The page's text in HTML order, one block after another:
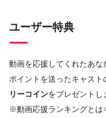
ユーザー特典
動画を応援してくれたあな
ポイントを送ったキャス
リーコインをプレゼントし
※動画応援ランキングとは